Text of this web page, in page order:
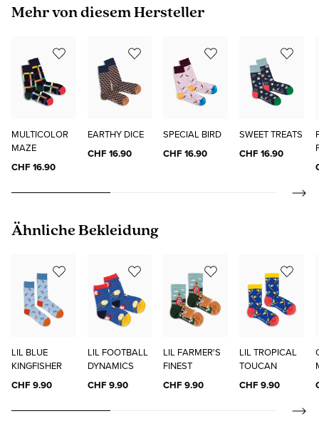
Produktgalerie überspringen
Mehr von diesem Hersteller
MULTICOLOR
MAZE
CHF 16.90
EARTHY DICE
CHF 16.90
SPECIAL BIRD
CHF 16.90
SWEET TREATS
CHF 16.90
Produktgalerie überspringen
Ähnliche Bekleidung
LIL BLUE
KINGFISHER
CHF 9.90
LIL FOOTBALL
DYNAMICS
CHF 9.90
LIL FARMER'S
FINEST
CHF 9.90
LIL TROPICAL
TOUCAN
CHF 9.90